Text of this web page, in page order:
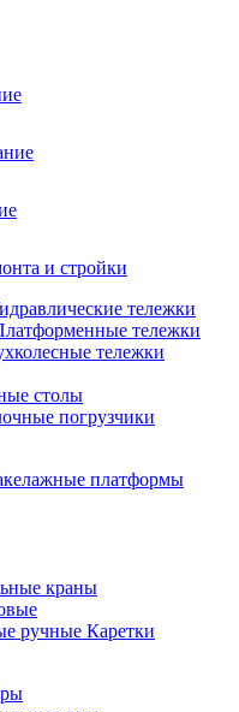
и стройки
тележки
тележки
тележки
столы
погрузчики
платформы
краны
Каретки